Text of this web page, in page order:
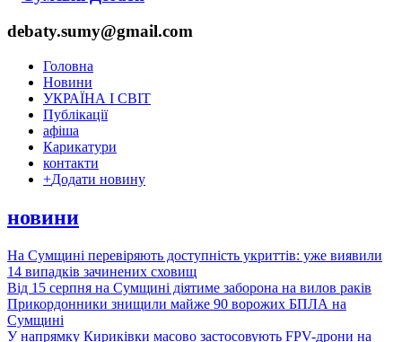
debaty.sumy@gmail.com
Головна
Новини
УКРАЇНА І СВІТ
Публікації
афіша
Карикатури
контакти
+Додати новину
новини
На Сумщині перевіряють доступність укриттів: уже виявили
14 випадків зачинених сховищ
Від 15 серпня на Сумщині діятиме заборона на вилов раків
Прикордонники знищили майже 90 ворожих БПЛА на
Сумщині
У напрямку Кириківки масово застосовують FPV-дрони на